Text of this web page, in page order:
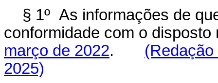
§ 1º As informações de
conformidade com o
março de 2022. (Redação
2025)